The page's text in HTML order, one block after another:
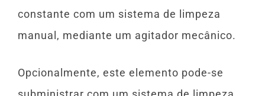
constante com um sistema de limpeza
manual, mediante um agitador mecânico.
Opcionalmente, este elemento pode-se